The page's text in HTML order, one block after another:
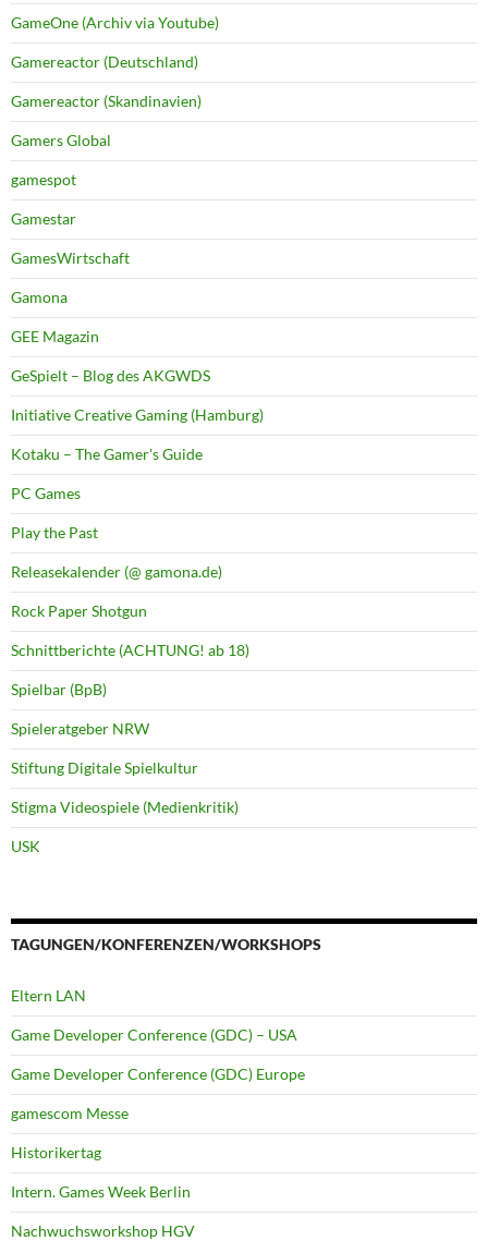
GameOne (Archiv via Youtube)
Gamereactor (Deutschland)
Gamereactor (Skandinavien)
Gamers Global
gamespot
Gamestar
GamesWirtschaft
Gamona
GEE Magazin
GeSpielt – Blog des AKGWDS
Initiative Creative Gaming (Hamburg)
Kotaku – The Gamer's Guide
PC Games
Play the Past
Releasekalender (@ gamona.de)
Rock Paper Shotgun
Schnittberichte (ACHTUNG! ab 18)
Spielbar (BpB)
Spieleratgeber NRW
Stiftung Digitale Spielkultur
Stigma Videospiele (Medienkritik)
USK
TAGUNGEN/KONFERENZEN/WORKSHOPS
Eltern LAN
Game Developer Conference (GDC) – USA
Game Developer Conference (GDC) Europe
gamescom Messe
Historikertag
Intern. Games Week Berlin
Nachwuchsworkshop HGV